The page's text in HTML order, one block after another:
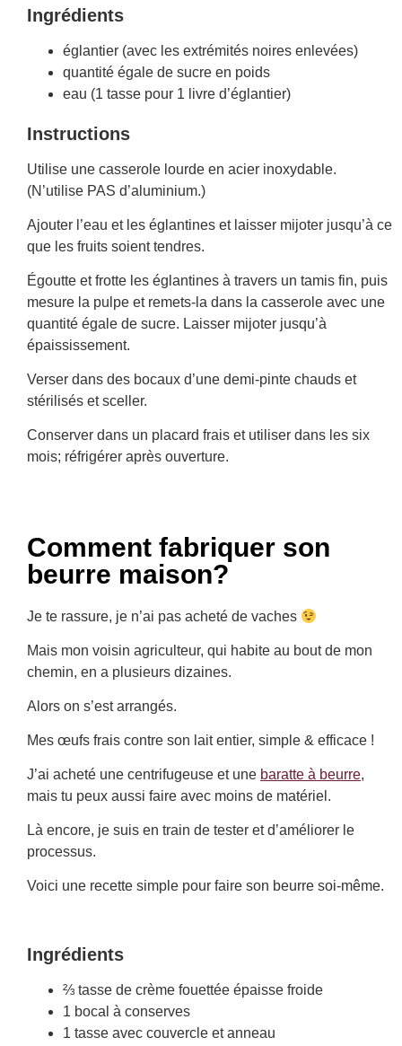
Ingrédients
églantier (avec les extrémités noires enlevées)
quantité égale de sucre en poids
eau (1 tasse pour 1 livre d’églantier)
Instructions
Utilise une casserole lourde en acier inoxydable.
(N’utilise PAS d’aluminium.)
Ajouter l’eau et les églantines et laisser mijoter jusqu’à ce
que les fruits soient tendres.
Égoutte et frotte les églantines à travers un tamis fin, puis
mesure la pulpe et remets-la dans la casserole avec une
quantité égale de sucre. Laisser mijoter jusqu’à
épaississement.
Verser dans des bocaux d’une demi-pinte chauds et
stérilisés et sceller.
Conserver dans un placard frais et utiliser dans les six
mois; réfrigérer après ouverture.
Comment fabriquer son
beurre maison?
Je te rassure, je n’ai pas acheté de vaches
Mais mon voisin agriculteur, qui habite au bout de mon
chemin, en a plusieurs dizaines.
Alors on s’est arrangés.
Mes œufs frais contre son lait entier, simple & efficace !
J’ai acheté une centrifugeuse et une ​​ baratte à beurre,
mais tu peux aussi faire avec moins de matériel.
Là encore, je suis en train de tester et d’améliorer le
processus.
Voici une recette simple pour faire son beurre soi-même.
Ingrédients
⅔ tasse de crème fouettée épaisse froide
1 bocal à conserves
1 tasse avec couvercle et anneau